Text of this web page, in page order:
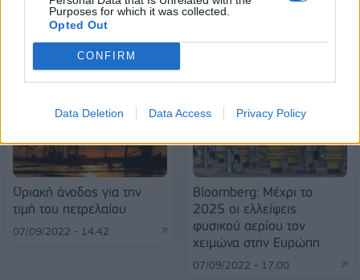
Purposes for which it was collected.
Opted Out
CONFIRM
Data Deletion Data Access Privacy Policy
ΠΕΡΙΣΣΌΤΕΡΑ ΣΕ ΑΥΤΉ ΤΗΝ ΚΑΤΗΓΟΡΊΑ
Οριακή άνοδος για την
τιμή του πετρελαίου
07/09/2022 - 14:42
Bloomberg: Μέχρι το
2025 οι ελλείψεις
φυσικού αερίου τον
χειμώνα στην Ευρώπη
07/09/2022 - 17:00